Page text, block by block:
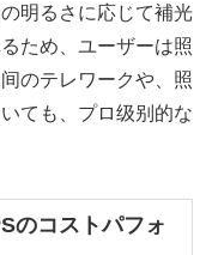
明るさに応じて補光
ため、ユーザーは照
のテレワークや、照
ても、プロ级别的な
のコストパフォ